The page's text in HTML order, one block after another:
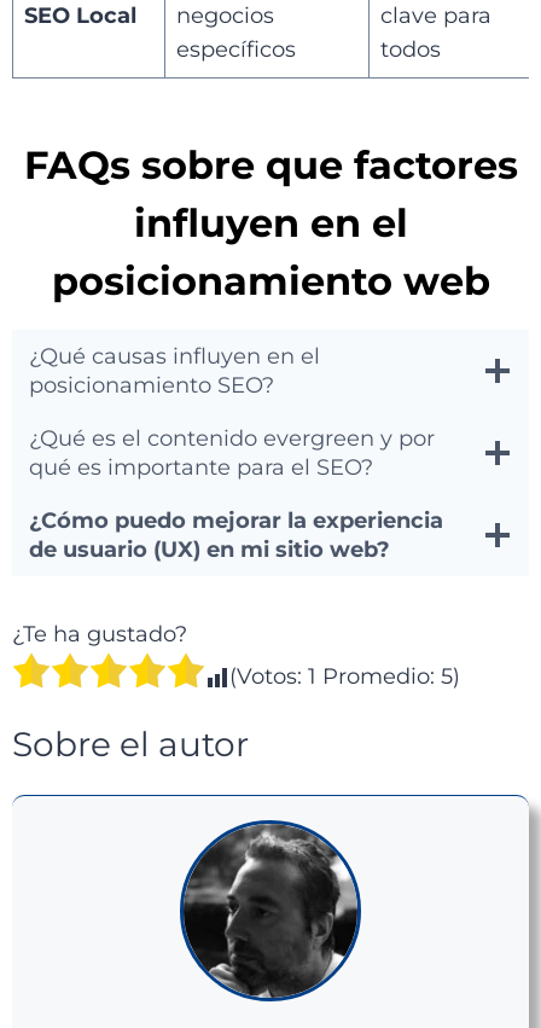
SEO Local
negocios
específicos
clave para
todos
FAQs sobre que factores
influyen en el
posicionamiento web
¿Qué causas influyen en el
posicionamiento SEO?
¿Qué es el contenido evergreen y por
qué es importante para el SEO?
¿Cómo puedo mejorar la experiencia
de usuario (UX) en mi sitio web?
¿Te ha gustado?
(Votos: 1 Promedio: 5)
Sobre el autor